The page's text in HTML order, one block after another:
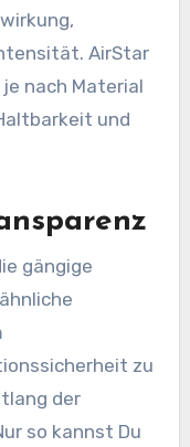
AirStar
nach Material
und
gängige
zu
der
so kannst Du